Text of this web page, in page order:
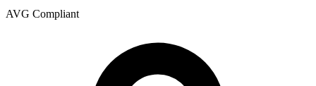
AVG Compliant